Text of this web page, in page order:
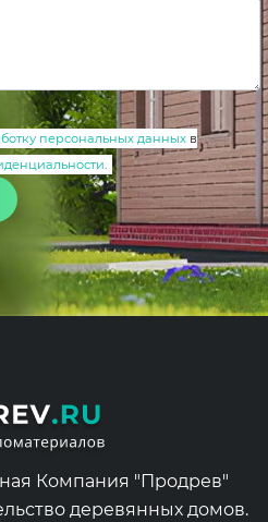
персональных данныхв
.
Компания "Продрев"
деревянных домов.